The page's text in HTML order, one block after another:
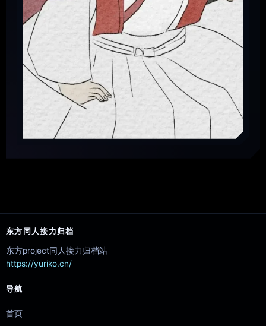
东方同人接力归档
东方project同人接力归档站
https://yuriko.cn/
导航
首页